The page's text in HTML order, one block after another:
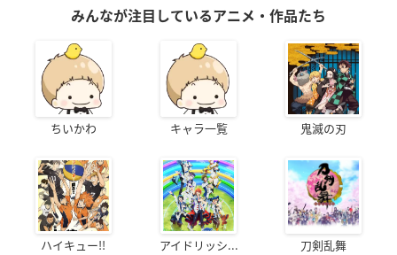
みんなが注目しているアニメ・作品たち
ちいかわ キャラ一覧 鬼滅の刃
ハイキュー!! アイドリッシ... 刀剣乱舞